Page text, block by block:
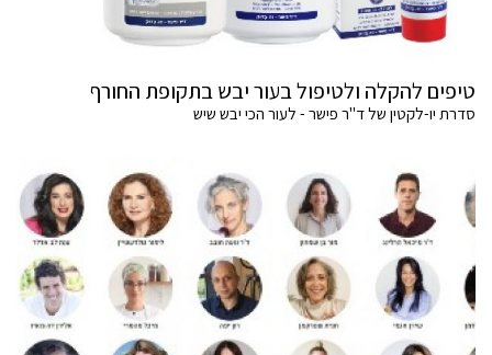
טיפים להקלה ולטיפול בעור יבש בתקופת החורף
סדרת יו-לקטין של ד"ר פישר - לעור הכי יבש שיש